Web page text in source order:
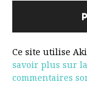
Ce site utilise
savoir plus sur
commentaires